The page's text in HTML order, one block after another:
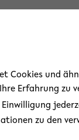
Cookies und
Erfahrung zu
Einwilligung
zu den